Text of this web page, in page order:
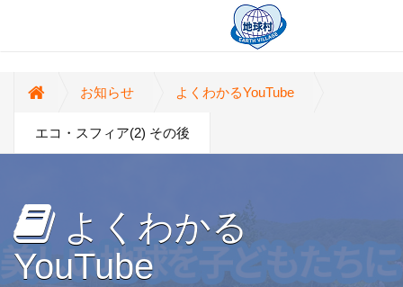
お知らせ よくわかるYouTube
エコ・スフィア(2) その後
よくわかる
YouTube